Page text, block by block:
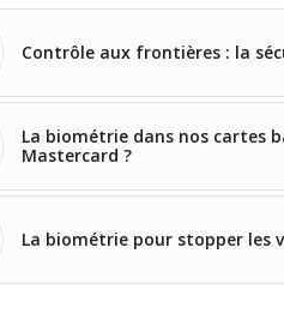
Contrôle aux frontières : la
La biométrie dans nos cartes
Mastercard ?
La biométrie pour stopper les
une innovation
d’OT Morpho...